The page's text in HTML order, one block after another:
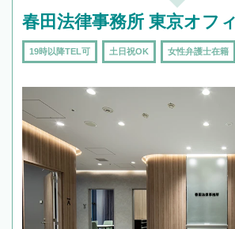
春田法律事務所 東京オフ
19時以降TEL可 土日祝OK 女性弁護士在籍